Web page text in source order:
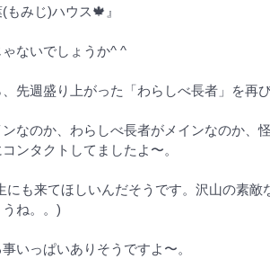
みじ)ハウス🍁』
ないでしょうか^ ^
先週盛り上がった「わらしべ長者」を再
なのか、わらしべ長者がメインなのか、
ンタクトしてましたよ〜。
にも来てほしいんだそうです。沢山の素敵
ね。。)
いっぱいありそうですよ〜。